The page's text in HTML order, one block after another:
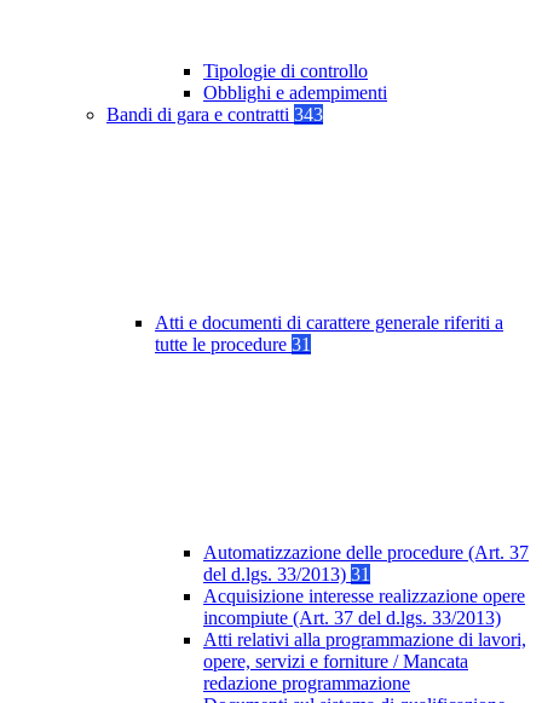
Tipologie di controllo
Obblighi e adempimenti
Bandi di gara e contratti 343
Atti e documenti di carattere generale riferiti a
tutte le procedure 31
Automatizzazione delle procedure (Art. 37
del d.lgs. 33/2013) 31
Acquisizione interesse realizzazione opere
incompiute (Art. 37 del d.lgs. 33/2013)
Atti relativi alla programmazione di lavori,
opere, servizi e forniture / Mancata
redazione programmazione